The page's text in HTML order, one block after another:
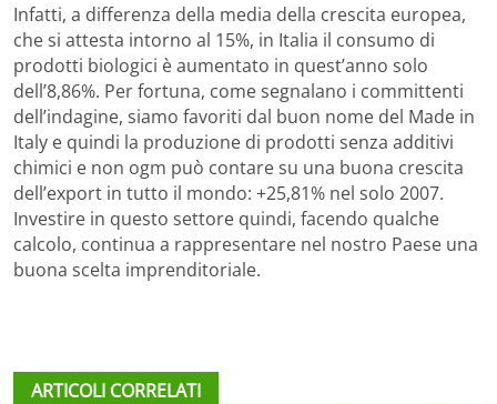
Infatti, a differenza della media della crescita europea,
che si attesta intorno al 15%, in Italia il consumo di
prodotti biologici è aumentato in quest’anno solo
dell’8,86%. Per fortuna, come segnalano i committenti
dell’indagine, siamo favoriti dal buon nome del Made in
Italy e quindi la produzione di prodotti senza additivi
chimici e non ogm può contare su una buona crescita
dell’export in tutto il mondo: +25,81% nel solo 2007.
Investire in questo settore quindi, facendo qualche
calcolo, continua a rappresentare nel nostro Paese una
buona scelta imprenditoriale.
ARTICOLI CORRELATI